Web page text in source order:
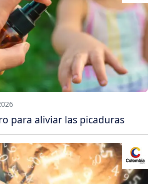
para aliviar las picaduras